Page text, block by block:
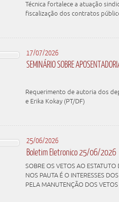
Técnica fortalece a atuação
fiscalização dos contratos
17/07/2026
SEMINÁRIO SOBRE
Requerimento de autoria dos
e Erika Kokay (PT/DF)
25/06/2026
Boletim Eletronico 25/06/2026
SOBRE OS VETOS AO
NOS PAUTA É O INTERESSES
PELA MANUTENÇÃO DOS VETOS